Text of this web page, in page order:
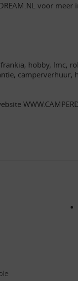
voor
hobby, lmc,
camperverhuur,